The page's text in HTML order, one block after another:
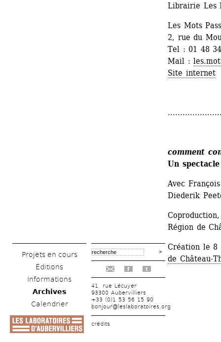
Projets en cours
Éditions
Informations
Archives
Calendrier
f t
41, rue Lécuyer
93300 Aubervilliers
+33 (0)1 53 56 15 90
bonjour@leslaboratoires.org
crédits
Librairie Les
Les Mots
2, rue du
Tel : 01 48
Mail :
Site internet
comment
Un
Avec
Diederik
Région de
Création le 8
de Château-